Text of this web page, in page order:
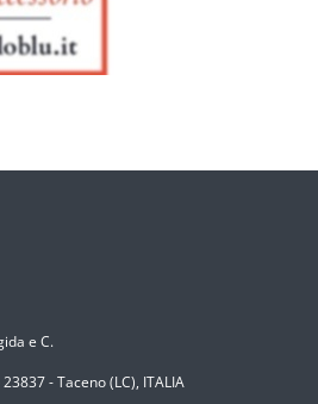
e C.
- Taceno (LC), ITALIA